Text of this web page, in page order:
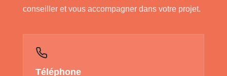
conseiller et vous accompagner dans votre projet.
Téléphone